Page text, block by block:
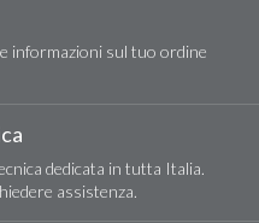
informazioni sul tuo ordine
dedicata in tutta Italia.
assistenza.